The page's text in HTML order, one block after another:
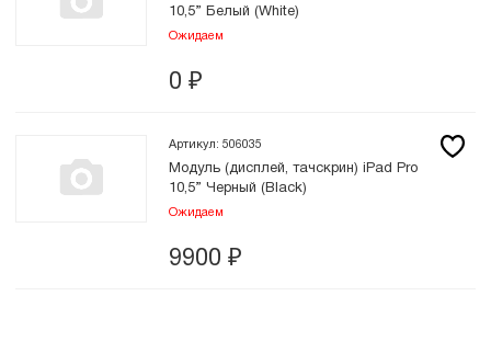
10,5” Белый (White)
Ожидаем
0 ₽
Артикул: 506035
Модуль (дисплей, тачскрин) iPad Pro
10,5” Черный (Black)
Ожидаем
9900 ₽